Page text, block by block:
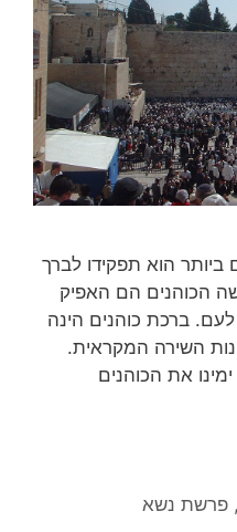
הוא תפקידו לברך
הכוהנים הם האפיק
ברכת כוהנים הינה
השירה המקראית.
את הכוהנים
,פרשת נשא